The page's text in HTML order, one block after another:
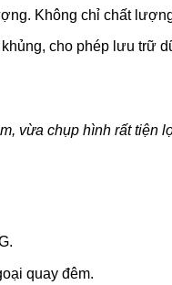
Không chỉ chất
cho phép lưu trữ
vừa chụp hình rất tiện
quay đêm.